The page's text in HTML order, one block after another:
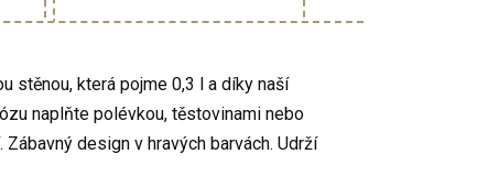
stěnou, která pojme 0,3 l a díky naší
naplňte polévkou, těstovinami nebo
design v hravých barvách. Udrží